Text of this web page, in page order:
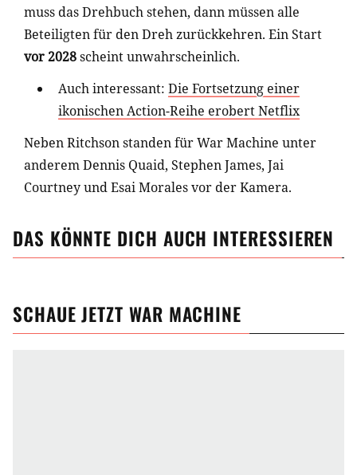
muss das Drehbuch stehen, dann müssen alle
Beteiligten für den Dreh zurückkehren. Ein Start
vor 2028scheint unwahrscheinlich.
Auch interessant: Die Fortsetzung einer
ikonischen Action-Reihe erobert Netflix
Neben Ritchson standen für War Machine unter
anderem Dennis Quaid, Stephen James, Jai
Courtney und Esai Morales vor der Kamera.
DAS KÖNNTE DICH AUCH INTERESSIEREN
SCHAUE JETZT WAR MACHINE